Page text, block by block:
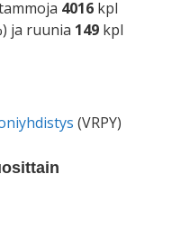
4016 kpl
ja ruunia 149 kpl
(VRPY)